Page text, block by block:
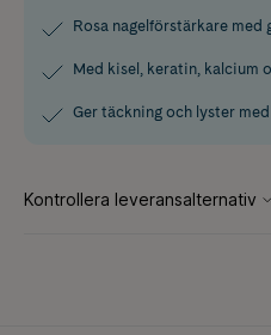
Rosa nagelförstärkare med
Med kisel, keratin, kalcium
Ger täckning och lyster